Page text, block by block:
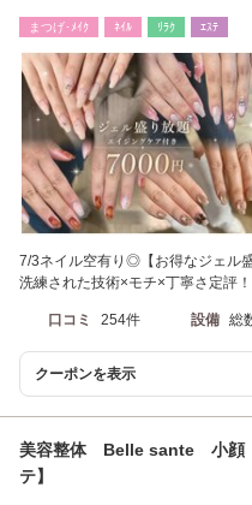
まつげ･ﾒｲｸ ﾈｲﾙ ﾘﾗｸ ｴｽﾃ
7/3ネイル空有り◎【お得なジェル
洗練された技術×モチ×丁寧さ定評！
口コミ 254件 設備 総
クーポンを表示
美容整体 Belle sante 小
テ】